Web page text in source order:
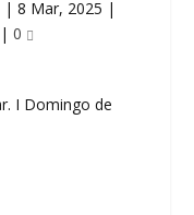
| 8 Mar, 2025 |
| 0